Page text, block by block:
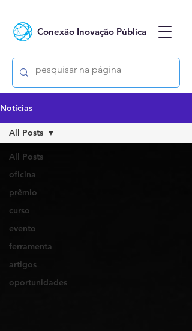
Conexão Inovação Pública
Notícias
All Posts
oficina
prêmio
curso
evento
ferramenta
artigos
oportunidades
All Posts